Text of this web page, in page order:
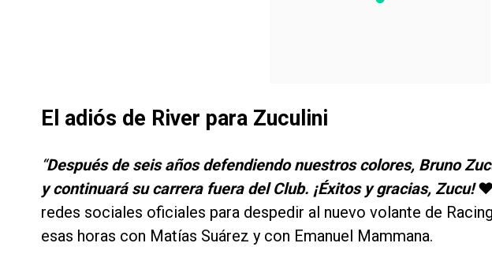
El adiós de River para Zuculini
“Después de seis años defendiendo nuestros colores, Bruno
y continuará su carrera fuera del Club. ¡Éxitos y gracias, Zucu!
redes sociales oficiales para despedir al nuevo volante de
esas horas con Matías Suárez y con Emanuel Mammana.